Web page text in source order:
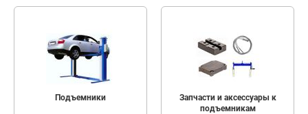
Подъемники
Запчасти и аксессуары к
подъемникам